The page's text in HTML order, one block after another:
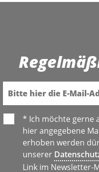
E-Mail
* Ich möchte gerne
hier angegebene
erhoben werden
unserer
Link im Newsletter-